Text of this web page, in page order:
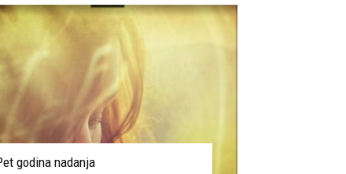
godina nadanja